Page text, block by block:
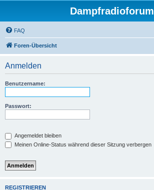
Dampfradioforum
FAQ
Foren-Übersicht
Anmelden
Benutzername:
Passwort:
Angemeldet bleiben
Meinen Online-Status während dieser Sitzung verbergen
REGISTRIEREN